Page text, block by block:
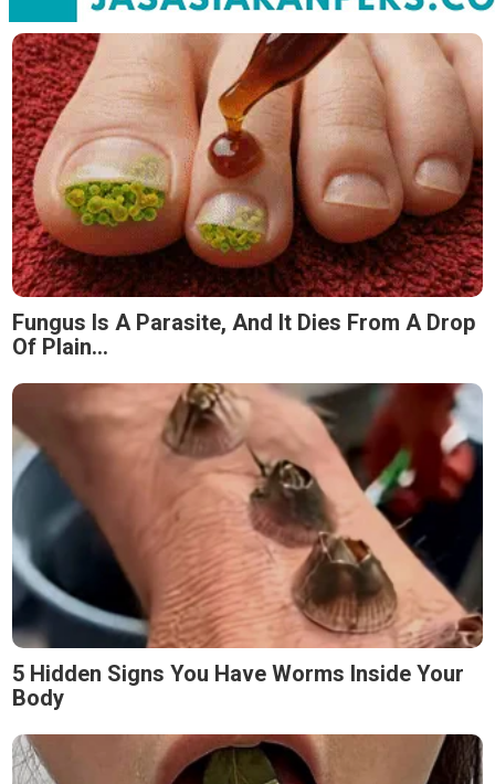
Fungus Is A Parasite, And It Dies From A Drop
Of Plain...
5 Hidden Signs You Have Worms Inside Your
Body